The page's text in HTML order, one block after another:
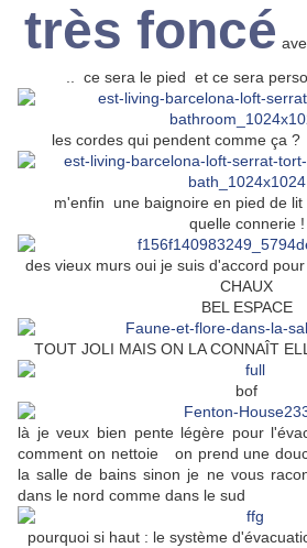
très foncé
.. ce sera le pied et ce sera
les cordes qui pendent comme ça
m'enfin une baignoire en pied de
quelle connerie !
des vieux murs oui je suis d'accord
CHAUX
BEL ESPACE
TOUT JOLI MAIS ON LA CONNAÎT
bof
là je veux bien pente légère pour
comment on nettoie on prend une
la salle de bains sinon je ne vous
dans le nord comme dans le sud
pourquoi si haut : le système